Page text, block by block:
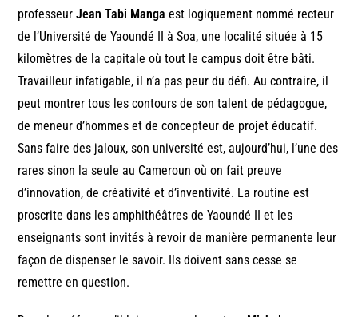
professeurJean Tabi Manga est logiquement nommé recteur
de l’Université de Yaoundé II à Soa, une localité située à 15
kilomètres de la capitale où tout le campus doit être bâti.
Travailleur infatigable, il n’a pas peur du défi. Au contraire, il
peut montrer tous les contours de son talent de pédagogue,
de meneur d’hommes et de concepteur de projet éducatif.
Sans faire des jaloux, son université est, aujourd’hui, l’une des
rares sinon la seule au Cameroun où on fait preuve
d’innovation, de créativité et d’inventivité. La routine est
proscrite dans les amphithéâtres de Yaoundé II et les
enseignants sont invités à revoir de manière permanente leur
façon de dispenser le savoir. Ils doivent sans cesse se
remettre en question.